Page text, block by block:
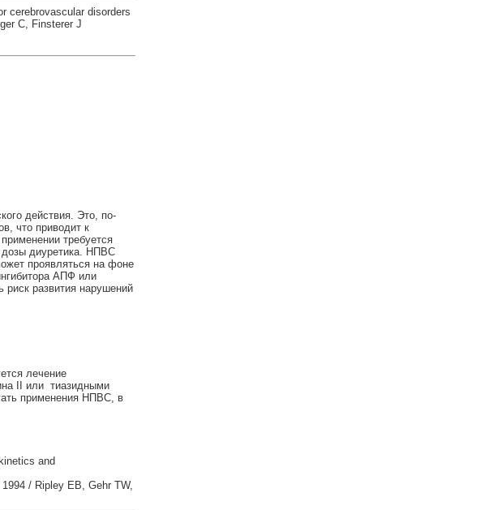
cerebrovascular disorders
C, Finsterer J
действия. Это, по-
что приводит к
требуется
дозы диуретика. НПВС
проявляться на фоне
АПФ или
риск развития нарушений
лечение
II или тиазидными
применения НПВС, в
and
/ Ripley EB, Gehr TW,